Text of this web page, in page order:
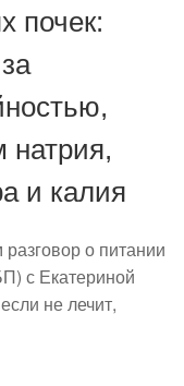
почек:
натрия,
и калия
о питании
с Екатериной
не лечит,